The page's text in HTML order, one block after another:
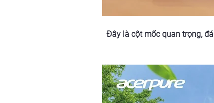
Đây là cột mốc quan trọng,